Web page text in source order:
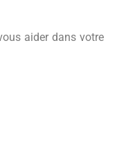
aider dans votre